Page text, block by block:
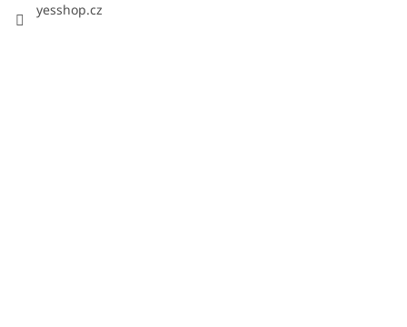
yesshop.cz